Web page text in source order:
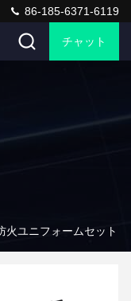
86-185-6371-6119
チャット
火ユニフォームセット